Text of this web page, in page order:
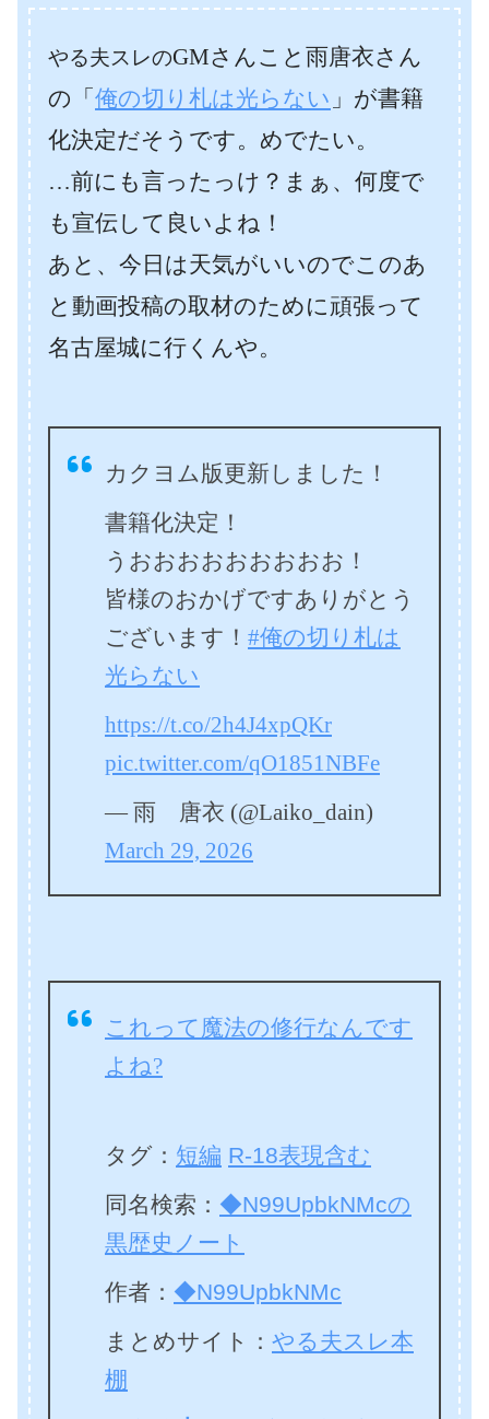
やる夫スレのGMさんこと雨唐衣さん
の「 俺の切り札は光らない 」が書籍
化決定だそうです。めでたい。
…前にも言ったっけ？まぁ、何度で
も宣伝して良いよね！
あと、今日は天気がいいのでこのあ
と動画投稿の取材のために頑張って
名古屋城に行くんや。
カクヨム版更新しました！
書籍化決定！
うおおおおおおおおお！
皆様のおかげですありがとう
ございます！ #俺の切り札は
光らない
https://t.co/2h4J4xpQKr
pic.twitter.com/qO1851NBFe
— 雨 唐衣 (@Laiko_dain)
March 29, 2026
これって魔法の修行なんです
よね?
タグ ： 短編 R-18表現含む
同名検索： ◆N99UpbkNMcの
黒歴史ノート
作者： ◆N99UpbkNMc
まとめサイト： やる夫スレ本
棚